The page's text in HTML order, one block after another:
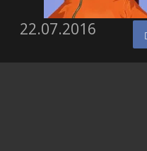
22.07.2016